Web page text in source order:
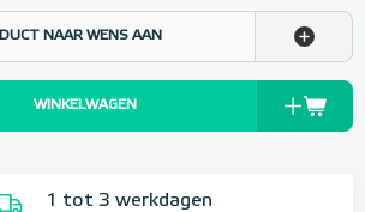
NAAR WENS AAN
WINKELWAGEN
1 tot 3 werkdagen